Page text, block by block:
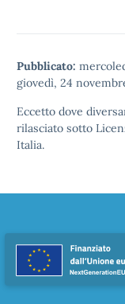
Pubblicato:
giovedì, 24
Eccetto dove
rilasciato sotto
Italia.